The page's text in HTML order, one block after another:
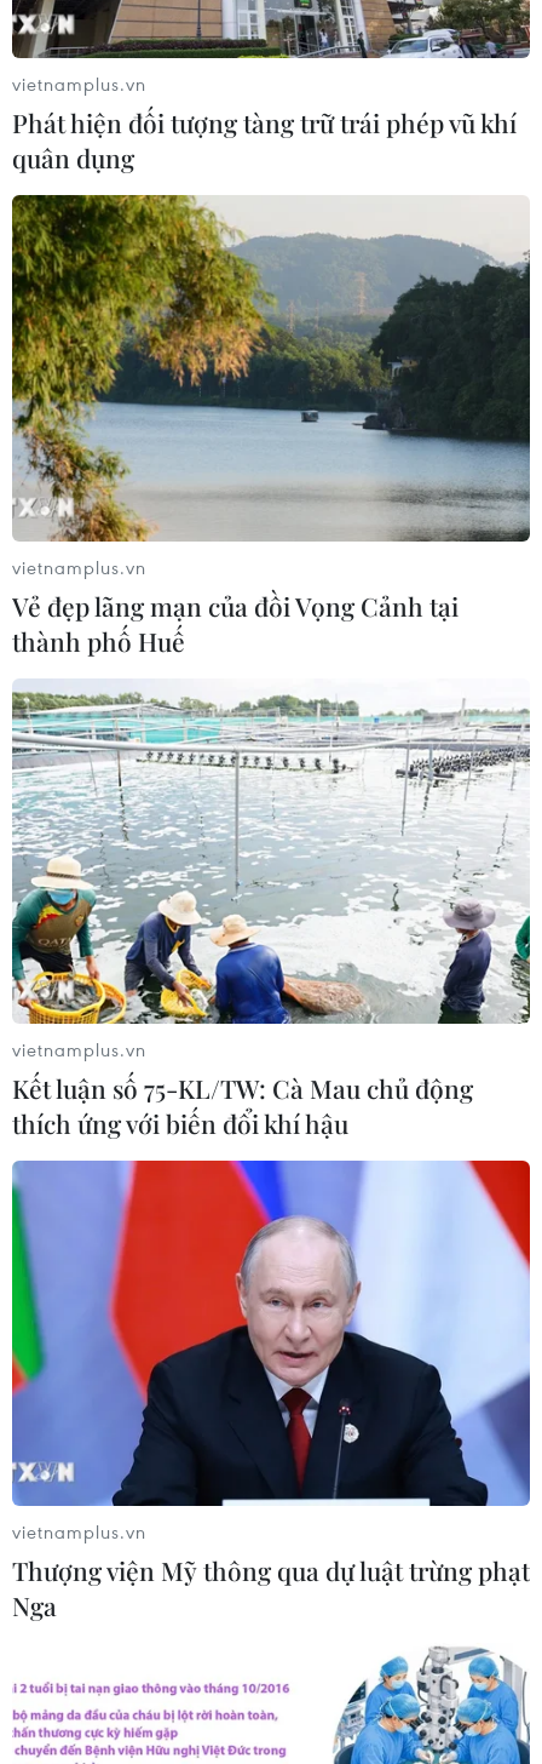
TIN CÙNG CHUYÊN MỤC
hai công nhân thương vong
08/08/2026 12:32
vietnamplus.vn
Phát hiện đối tượng tàng trữ trái phép vũ khí
quân dụng
vietnamplus.vn
Vẻ đẹp lãng mạn của đồi Vọng Cảnh tại
thành phố Huế
vietnamplus.vn
Kết luận số 75-KL/TW: Cà Mau chủ động
thích ứng với biến đổi khí hậu
vietnamplus.vn
Thượng viện Mỹ thông qua dự luật trừng phạt
Nga